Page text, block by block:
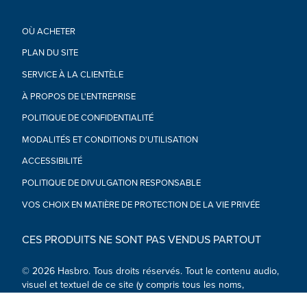
exposer leurs figurines comme ils le souhaitent
•À partir de 8 ans
aux enfants de moins de 3 ans.
•Inclus : figurine, 2 accessoires, décor amovible et
OÙ ACHETER
PLAN DU SITE
SERVICE À LA CLIENTÈLE
À PROPOS DE L'ENTREPRISE
POLITIQUE DE CONFIDENTIALITÉ
MODALITÉS ET CONDITIONS D'UTILISATION
ACCESSIBILITÉ
POLITIQUE DE DIVULGATION RESPONSABLE
VOS CHOIX EN MATIÈRE DE PROTECTION DE LA VIE PRIVÉE
CES PRODUITS NE SONT PAS VENDUS PARTOUT
© 2026 Hasbro. Tous droits réservés. Tout le contenu audio,
visuel et textuel de ce site (y compris tous les noms,